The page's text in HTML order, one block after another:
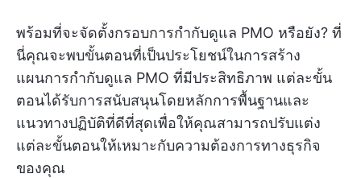
พร้อมที่จะจัดตั้งกรอบการกำกับดูแล PMO หรือยัง? ที่
นี่คุณจะพบขั้นตอนที่เป็นประโยชน์ในการสร้าง
แผนการกำกับดูแล PMO ที่มีประสิทธิภาพ แต่ละขั้น
ตอนได้รับการสนับสนุนโดยหลักการพื้นฐานและ
แนวทางปฏิบัติที่ดีที่สุดเพื่อให้คุณสามารถปรับแต่ง
แต่ละขั้นตอนให้เหมาะกับความต้องการทางธุรกิจ
ของคุณ